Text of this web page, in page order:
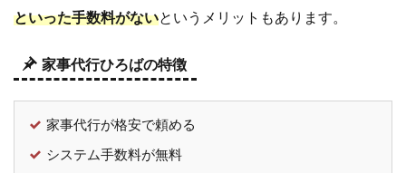
行
ろ
ば
の
デ
リ
といった手数料がないというメリットもあります。
家事代行ひろばの特徴
家事代行が格安で頼める
システム手数料が無料